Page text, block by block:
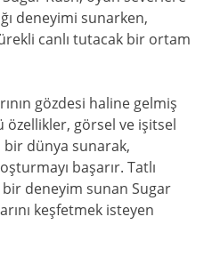
deneyimi sunarken,
canlı tutacak bir ortam
gözdesi haline gelmiş
görsel ve işitsel
dünya sunarak,
başarır. Tatlı
bir deneyim sunan Sugar
keşfetmek isteyen